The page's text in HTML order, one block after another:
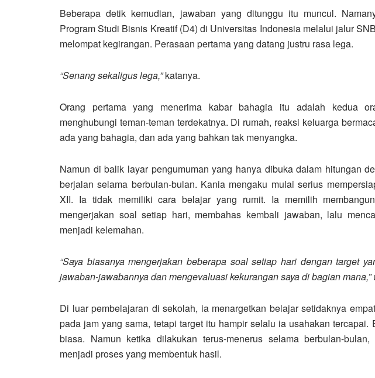
Beberapa detik kemudian, jawaban yang ditunggu itu muncul.
Program Studi Bisnis Kreatif (D4) di Universitas Indonesia melalui jalur
melompat kegirangan. Perasaan pertama yang datang justru rasa lega.
“Senang sekaligus lega,”katanya.
Orang pertama yang menerima kabar bahagia itu adalah kedua
menghubungi teman-teman terdekatnya. Di rumah, reaksi keluarga
ada yang bahagia, dan ada yang bahkan tak menyangka.
Namun di balik layar pengumuman yang hanya dibuka dalam hitungan
berjalan selama berbulan-bulan. Kania mengaku mulai serius
XII. Ia tidak memiliki cara belajar yang rumit. Ia memilih
mengerjakan soal setiap hari, membahas kembali jawaban, lalu
menjadi kelemahan.
“Saya biasanya mengerjakan beberapa soal setiap hari dengan target
jawaban-jawabannya dan mengevaluasi kekurangan saya di bagian mana,”
Di luar pembelajaran di sekolah, ia menargetkan belajar setidaknya
pada jam yang sama, tetapi target itu hampir selalu ia usahakan tercapai.
biasa. Namun ketika dilakukan terus-menerus selama berbulan-
menjadi proses yang membentuk hasil.